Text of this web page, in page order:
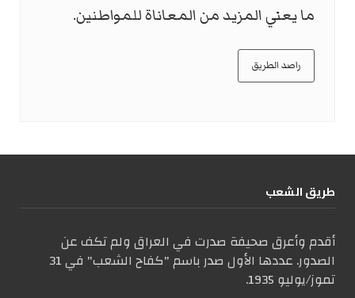
ما يعني المزيد من المعاناة للمواطنين.
راصد الطريق
طریق الشعب
أقدم وأعرق صحيفة صدرت في العراق ولم تكف عن
الصدور. عددها الأول صدر باسم "كفاح الشعب" في 31
تموز/يوليو 1935.